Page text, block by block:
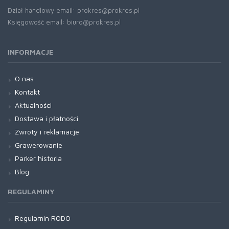
Dział handlowy email: prokres@prokres.pl
Księgowość email: biuro@prokres.pl
INFORMACJE
O nas
Kontakt
Aktualności
Dostawa i płatności
Zwroty i reklamacje
Grawerowanie
Parker historia
Blog
REGULAMINY
Regulamin RODO